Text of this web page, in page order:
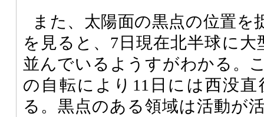
また、太陽面の黒点の位置を
を見ると、7日現在北半球に
並んでいるようすがわかる。
の自転により11日には西没
る。黒点のある領域は活動が